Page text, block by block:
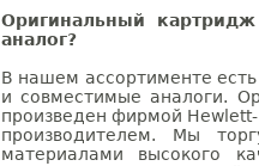
Оригинальный
аналог?
В нашем ассортименте
и совместимые аналоги.
произведен фирмой
производителем. Мы
материалами высокого